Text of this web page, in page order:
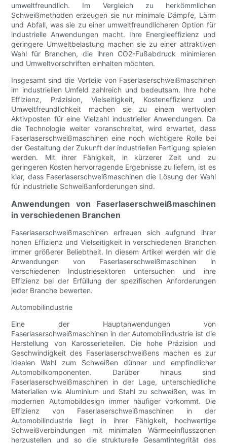
umweltfreundlich. Im Vergleich zu herkömmlichen
Schweißmethoden erzeugen sie nur minimale Dämpfe, Lärm
und Abfall, was sie zu einer umweltfreundlicheren Option für
industrielle Anwendungen macht. Ihre Energieeffizienz und
geringere Umweltbelastung machen sie zu einer attraktiven
Wahl für Branchen, die ihren CO2-Fußabdruck minimieren
und Umweltvorschriften einhalten möchten.
Insgesamt sind die Vorteile von Faserlaserschweißmaschinen
im industriellen Umfeld zahlreich und bedeutsam. Ihre hohe
Effizienz, Präzision, Vielseitigkeit, Kosteneffizienz und
Umweltfreundlichkeit machen sie zu einem wertvollen
Aktivposten für eine Vielzahl industrieller Anwendungen. Da
die Technologie weiter voranschreitet, wird erwartet, dass
Faserlaserschweißmaschinen eine noch wichtigere Rolle bei
der Gestaltung der Zukunft der industriellen Fertigung spielen
werden. Mit ihrer Fähigkeit, in kürzerer Zeit und zu
geringeren Kosten hervorragende Ergebnisse zu liefern, ist es
klar, dass Faserlaserschweißmaschinen die Lösung der Wahl
für industrielle Schweißanforderungen sind.
Anwendungen von Faserlaserschweißmaschinen
in verschiedenen Branchen
Faserlaserschweißmaschinen erfreuen sich aufgrund ihrer
hohen Effizienz und Vielseitigkeit in verschiedenen Branchen
immer größerer Beliebtheit. In diesem Artikel werden wir die
Anwendungen von Faserlaserschweißmaschinen in
verschiedenen Industriesektoren untersuchen und ihre
Effizienz bei der Erfüllung der spezifischen Anforderungen
jeder Branche bewerten.
Automobilindustrie
Eine der Hauptanwendungen von
Faserlaserschweißmaschinen in der Automobilindustrie ist die
Herstellung von Karosserieteilen. Die hohe Präzision und
Geschwindigkeit des Faserlaserschweißens machen es zur
idealen Wahl zum Schweißen dünner und empfindlicher
Automobilkomponenten. Darüber hinaus sind
Faserlaserschweißmaschinen in der Lage, unterschiedliche
Materialien wie Aluminium und Stahl zu schweißen, was im
modernen Automobildesign immer häufiger vorkommt. Die
Effizienz von Faserlaserschweißmaschinen in der
Automobilindustrie liegt in ihrer Fähigkeit, hochwertige
Schweißverbindungen mit minimalen Wärmeeinflusszonen
herzustellen und so die strukturelle Gesamtintegrität des